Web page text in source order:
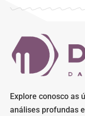
Explore conosco as
análises profundas